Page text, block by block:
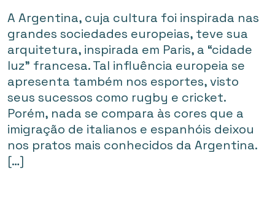
A Argentina, cuja cultura foi inspirada nas
grandes sociedades europeias, teve sua
arquitetura, inspirada em Paris, a “cidade
luz” francesa. Tal influência europeia se
apresenta também nos esportes, visto
seus sucessos como rugby e cricket.
Porém, nada se compara às cores que a
imigração de italianos e espanhóis deixou
nos pratos mais conhecidos da Argentina.
[…]